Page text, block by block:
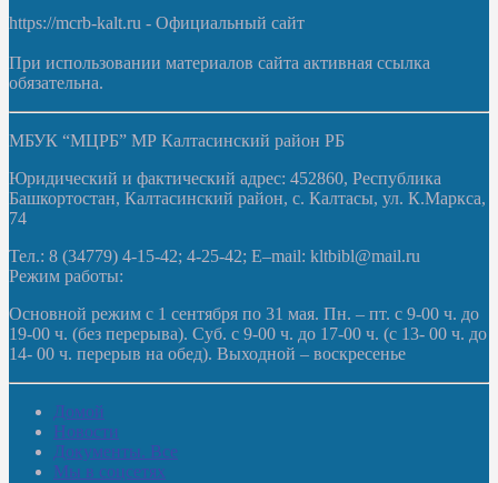
https://mcrb-kalt.ru - Официальный сайт
При использовании материалов сайта активная ссылка
обязательна.
МБУК “МЦРБ” МР Калтасинский район РБ
Юридический и фактический адрес: 452860, Республика
Башкортостан, Калтасинский район, с. Калтасы, ул. К.Маркса,
74
Тел.: 8 (34779) 4-15-42; 4-25-42; E–mail: kltbibl@mail.ru
Режим работы:
Основной режим с 1 сентября по 31 мая. Пн. – пт. с 9-00 ч. до
19-00 ч. (без перерыва). Суб. с 9-00 ч. до 17-00 ч. (с 13- 00 ч. до
14- 00 ч. перерыв на обед). Выходной – воскресенье
Домой
Новости
Документы. Все
Мы в соцсетях